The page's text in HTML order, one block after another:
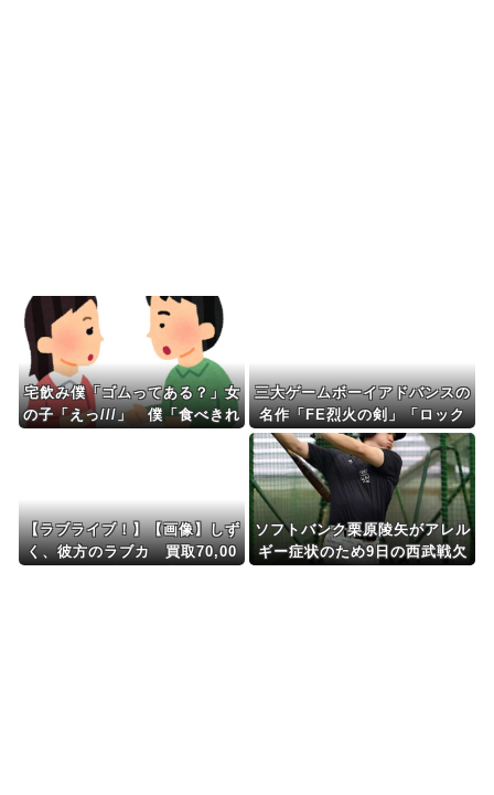
Powered by livedoor 相互RSS
宅飲み僕「ゴムってある？」女
の子「えっ///」 僕「食べきれ
三大ゲームボーイアドバンスの
名作「FE烈火の剣」「ロック
マンエグゼ3」
【ラブライブ！】【画像】しず
く、彼方のラブカ 買取70,00
ソフトバンク栗原陵矢がアレル
ギー症状のため9日の西武戦欠